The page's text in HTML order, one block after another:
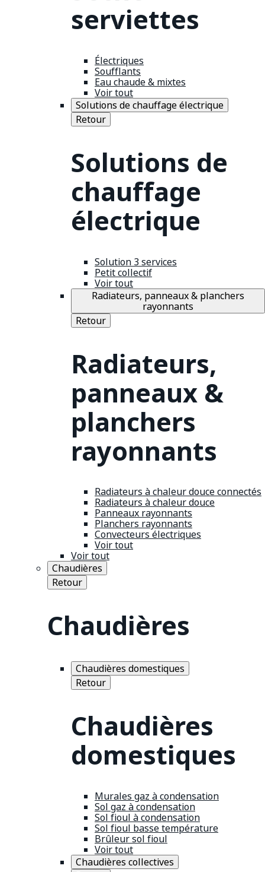
serviettes
Électriques
Soufflants
Eau chaude & mixtes
Voir tout
Solutions de chauffage électrique
Retour
Solutions de
chauffage
électrique
Solution 3 services
Petit collectif
Voir tout
Radiateurs, panneaux & planchers
rayonnants
Retour
Radiateurs,
panneaux &
planchers
rayonnants
Radiateurs à chaleur douce connectés
Radiateurs à chaleur douce
Panneaux rayonnants
Planchers rayonnants
Convecteurs électriques
Voir tout
Voir tout
Chaudières
Retour
Chaudières
Chaudières domestiques
Retour
Chaudières
domestiques
Murales gaz à condensation
Sol gaz à condensation
Sol fioul à condensation
Sol fioul basse température
Brûleur sol fioul
Voir tout
Chaudières collectives